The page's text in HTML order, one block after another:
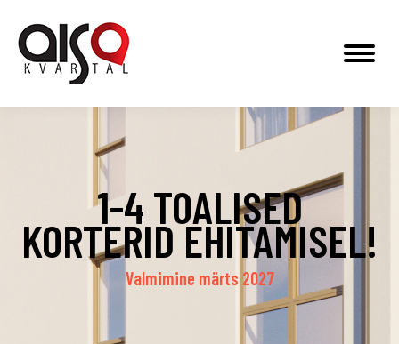
1-4 TOALISED
KORTERID EHITAMISEL!
Valmimine märts 2027